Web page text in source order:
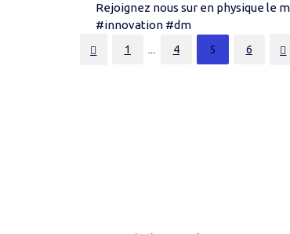
Rejoignez nous sur en physique le
#innovation #dm
Posts
1 … 4 5 6